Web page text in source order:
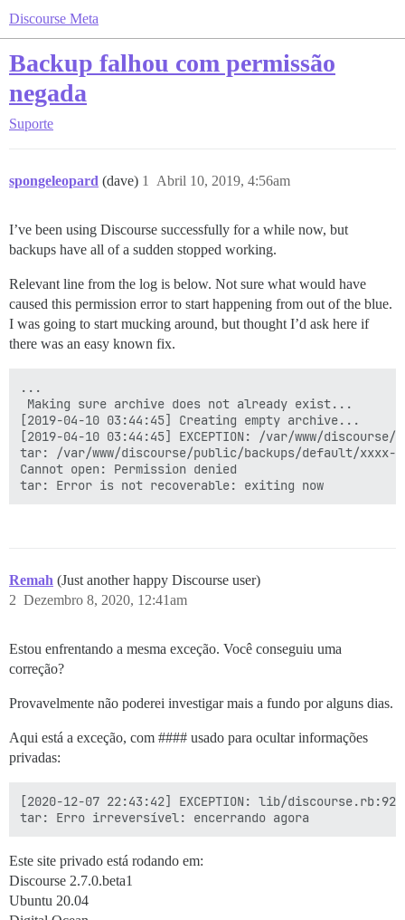
Discourse Meta
Backup falhou com permissão
negada
Suporte
spongeleopard (dave) Abril 10, 2019, 4:56am
1
I’ve been using Discourse successfully for a while now, but
backups have all of a sudden stopped working.
Relevant line from the log is below. Not sure what would have
caused this permission error to start happening from out of the blue.
I was going to start mucking around, but thought I’d ask here if
there was an easy known fix.
...
Making sure archive does not already exist...
[2019-04-10 03:44:45] Creating empty archive...
[2019-04-10 03:44:45] EXCEPTION: /var/www/
tar: /var/www/discourse/public/backups/default/xxxx-
Cannot open: Permission denied
Remah (Just another happy Discourse user)
Dezembro 8, 2020, 12:41am
2
Estou enfrentando a mesma exceção. Você conseguiu uma
correção?
Provavelmente não poderei investigar mais a fundo por alguns dias.
Aqui está a exceção, com #### usado para ocultar informações
privadas:
[2020-12-07 22:43:42] EXCEPTION: lib/
Este site privado está rodando em:
Discourse 2.7.0.beta1
Ubuntu 20.04